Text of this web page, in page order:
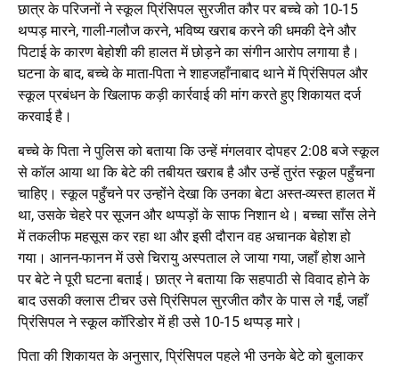
छात्र के परिजनों ने स्कूल प्रिंसिपल सुरजीत कौर पर बच्चे को 10-15
थप्पड़ मारने, गाली-गलौज करने, भविष्य खराब करने की धमकी देने और
पिटाई के कारण बेहोशी की हालत में छोड़ने का संगीन आरोप लगाया है।
घटना के बाद, बच्चे के माता-पिता ने शाहजहाँनाबाद थाने में प्रिंसिपल और
स्कूल प्रबंधन के खिलाफ कड़ी कार्रवाई की मांग करते हुए शिकायत दर्ज
करवाई है।
बच्चे के पिता ने पुलिस को बताया कि उन्हें मंगलवार दोपहर 2:08 बजे स्कूल
से कॉल आया था कि बेटे की तबीयत खराब है और उन्हें तुरंत स्कूल पहुँचना
चाहिए। स्कूल पहुँचने पर उन्होंने देखा कि उनका बेटा अस्त-व्यस्त हालत में
था, उसके चेहरे पर सूजन और थप्पड़ों के साफ निशान थे। बच्चा साँस लेने
में तकलीफ महसूस कर रहा था और इसी दौरान वह अचानक बेहोश हो
गया। आनन-फानन में उसे चिरायु अस्पताल ले जाया गया, जहाँ होश आने
पर बेटे ने पूरी घटना बताई। छात्र ने बताया कि सहपाठी से विवाद होने के
बाद उसकी क्लास टीचर उसे प्रिंसिपल सुरजीत कौर के पास ले गईं, जहाँ
प्रिंसिपल ने स्कूल कॉरिडोर में ही उसे 10-15 थप्पड़ मारे।
पिता की शिकायत के अनुसार, प्रिंसिपल पहले भी उनके बेटे को बुलाकर